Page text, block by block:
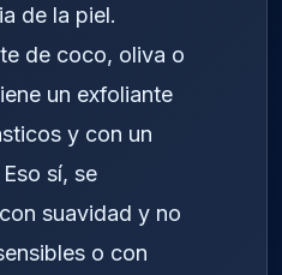
de la piel.
de coco, oliva o
un exfoliante
y con un
sí, se
suavidad y no
o con